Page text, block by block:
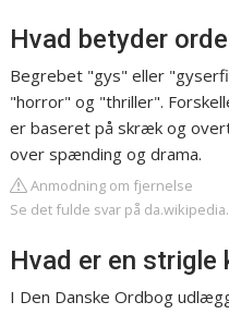
Hvad betyder
Begrebet "gys" eller
"horror" og "thriller".
er baseret på skræk og
over spænding og drama.
Anmodning om fjernelse
Se det fulde svar på
Hvad er en strigle
I Den Danske Ordbog